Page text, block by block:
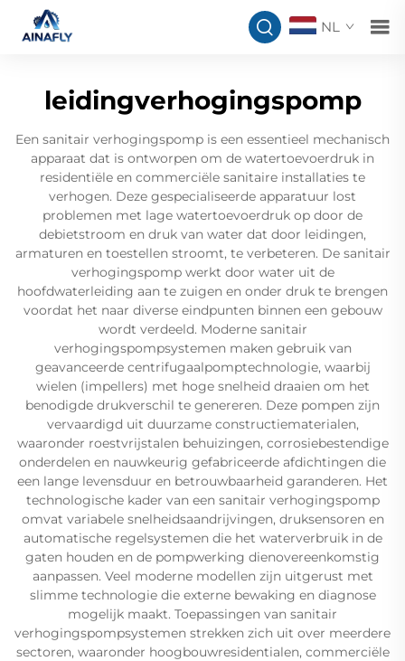
NL
leidingverhogingspomp
Een sanitair verhogingspomp is een essentieel mechanisch
apparaat dat is ontworpen om de watertoevoerdruk in
residentiële en commerciële sanitaire installaties te
verhogen. Deze gespecialiseerde apparatuur lost
problemen met lage watertoevoerdruk op door de
debietstroom en druk van water dat door leidingen,
armaturen en toestellen stroomt, te verbeteren. De sanitair
verhogingspomp werkt door water uit de
hoofdwaterleiding aan te zuigen en onder druk te brengen
voordat het naar diverse eindpunten binnen een gebouw
wordt verdeeld. Moderne sanitair
verhogingspompsystemen maken gebruik van
geavanceerde centrifugaalpomptechnologie, waarbij
wielen (impellers) met hoge snelheid draaien om het
benodigde drukverschil te genereren. Deze pompen zijn
vervaardigd uit duurzame constructiematerialen,
waaronder roestvrijstalen behuizingen, corrosiebestendige
onderdelen en nauwkeurig gefabriceerde afdichtingen die
een lange levensduur en betrouwbaarheid garanderen. Het
technologische kader van een sanitair verhogingspomp
omvat variabele snelheidsaandrijvingen, druksensoren en
automatische regelsystemen die het waterverbruik in de
gaten houden en de pompwerking dienovereenkomstig
aanpassen. Veel moderne modellen zijn uitgerust met
slimme technologie die externe bewaking en diagnose
mogelijk maakt. Toepassingen van sanitair
verhogingspompsystemen strekken zich uit over meerdere
sectoren, waaronder hoogbouwresidentialen, commerciële